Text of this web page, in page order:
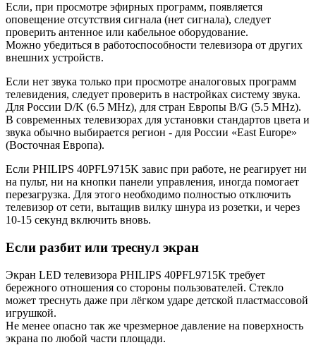
Если, при просмотре эфирных программ, появляется
оповещение отсутствия сигнала (нет сигнала), следует
проверить антенное или кабельное оборудование.
Можно убедиться в работоспособности телевизора от других
внешних устройств.
Если нет звука только при просмотре аналоговых программ
телевидения, следует проверить в настройках систему звука.
Для России D/K (6.5 MHz), для стран Европы B/G (5.5 MHz).
В современных телевизорах для установки стандартов цвета и
звука обычно выбирается регион - для России «East Europe»
(Восточная Европа).
Если PHILIPS 40PFL9715K завис при работе, не реагирует ни
на пульт, ни на кнопки панели управления, иногда помогает
перезагрузка. Для этого необходимо полностью отключить
телевизор от сети, вытащив вилку шнура из розетки, и через
10-15 секунд включить вновь.
Если разбит или треснул экран
Экран LED телевизора PHILIPS 40PFL9715K требует
бережного отношения со стороны пользователей. Стекло
может треснуть даже при лёгком ударе детской пластмассовой
игрушкой.
Не менее опасно так же чрезмерное давление на поверхность
экрана по любой части площади.